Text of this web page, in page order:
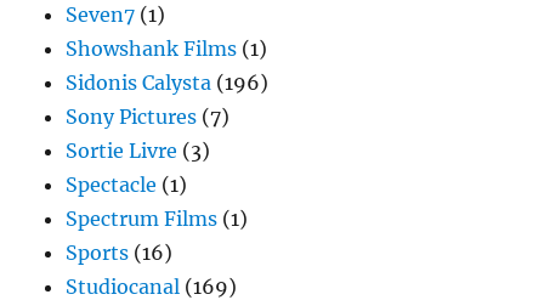
Seven7 (1)
Showshank Films (1)
Sidonis Calysta (196)
Sony Pictures (7)
Sortie Livre (3)
Spectacle (1)
Spectrum Films (1)
Sports (16)
Studiocanal (169)